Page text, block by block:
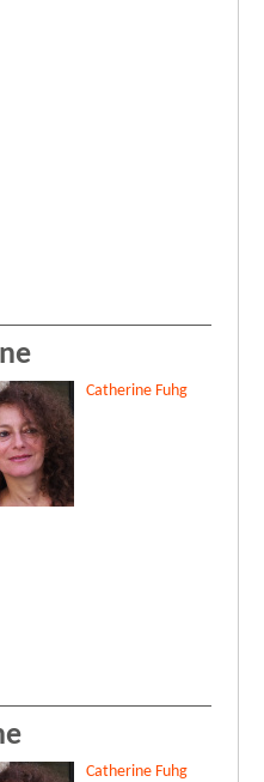
Catherine Fuhg
Catherine Fuhg